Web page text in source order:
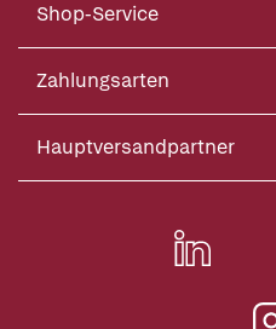
Shop-Service
Zahlungsarten
Hauptversandpartner